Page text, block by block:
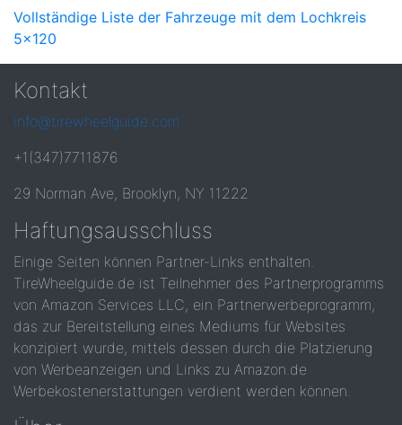
Vollständige Liste der Fahrzeuge mit dem Lochkreis
5x120
Kontakt
info@tirewheelguide.com
+1(347)7711876
29 Norman Ave, Brooklyn, NY 11222
Haftungsausschluss
Einige Seiten können Partner-Links enthalten.
TireWheelguide.de ist Teilnehmer des Partnerprogramms
von Amazon Services LLC, ein Partnerwerbeprogramm,
das zur Bereitstellung eines Mediums für Websites
konzipiert wurde, mittels dessen durch die Platzierung
von Werbeanzeigen und Links zu Amazon.de
Werbekostenerstattungen verdient werden können.